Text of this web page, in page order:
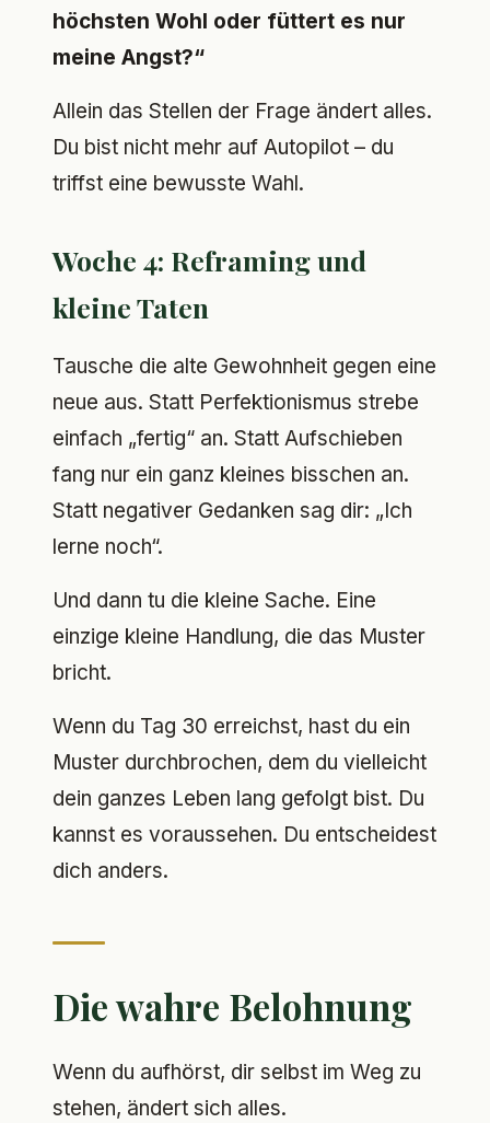
höchsten Wohl oder füttert es nur
meine Angst?“
Allein das Stellen der Frage ändert alles.
Du bist nicht mehr auf Autopilot – du
triffst eine bewusste Wahl.
Woche 4: Reframing und
kleine Taten
Tausche die alte Gewohnheit gegen eine
neue aus. Statt Perfektionismus strebe
einfach „fertig“ an. Statt Aufschieben
fang nur ein ganz kleines bisschen an.
Statt negativer Gedanken sag dir: „Ich
lerne noch“.
Und dann tu die kleine Sache. Eine
einzige kleine Handlung, die das Muster
bricht.
Wenn du Tag 30 erreichst, hast du ein
Muster durchbrochen, dem du vielleicht
dein ganzes Leben lang gefolgt bist. Du
kannst es voraussehen. Du entscheidest
dich anders.
Die wahre Belohnung
Wenn du aufhörst, dir selbst im Weg zu
stehen, ändert sich alles.